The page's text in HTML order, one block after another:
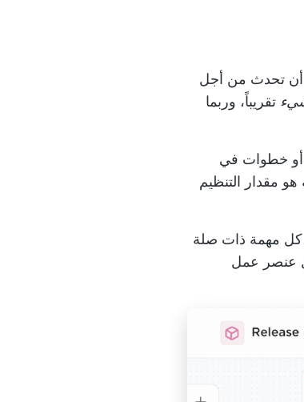
أن تحدث من أجل
تقريباً، وربما
أو خطوات في
مقدار التنظيم
كل مهمة ذات صلة
عنصر عمل